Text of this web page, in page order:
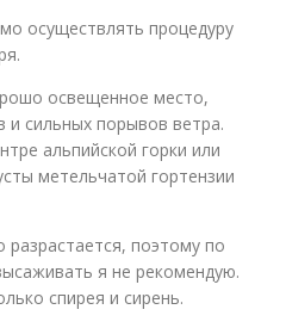
осуществлять процедуру
освещенное место,
сильных порывов ветра.
альпийской горки или
метельчатой гортензии
разрастается, поэтому по
я не рекомендую.
спирея и сирень.